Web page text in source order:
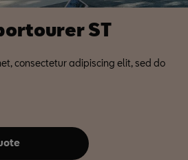
ST
consectetur adipiscing elit, sed do